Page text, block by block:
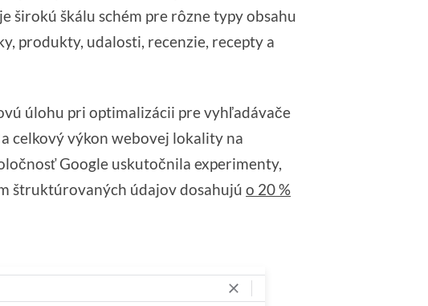
širokú škálu schém pre rôzne typy obsahu
produkty, udalosti, recenzie, recepty a
úlohu pri optimalizácii pre vyhľadávače
celkový výkon webovej lokality na
Google uskutočnila experimenty,
štruktúrovaných údajov dosahujúo 20 %